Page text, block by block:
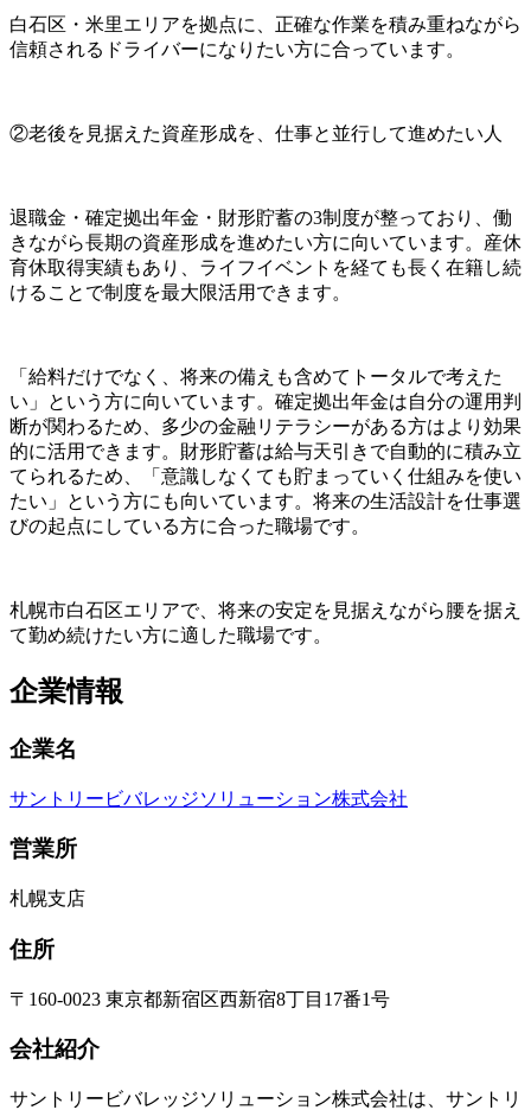
白石区・米里エリアを拠点に、正確な作業を積み重ねながら
信頼されるドライバーになりたい方に合っています。
②老後を見据えた資産形成を、仕事と並行して進めたい人
退職金・確定拠出年金・財形貯蓄の3制度が整っており、働
きながら長期の資産形成を進めたい方に向いています。産休
育休取得実績もあり、ライフイベントを経ても長く在籍し続
けることで制度を最大限活用できます。
「給料だけでなく、将来の備えも含めてトータルで考えた
い」という方に向いています。確定拠出年金は自分の運用判
断が関わるため、多少の金融リテラシーがある方はより効果
的に活用できます。財形貯蓄は給与天引きで自動的に積み立
てられるため、「意識しなくても貯まっていく仕組みを使い
たい」という方にも向いています。将来の生活設計を仕事選
びの起点にしている方に合った職場です。
札幌市白石区エリアで、将来の安定を見据えながら腰を据え
て勤め続けたい方に適した職場です。
企業情報
企業名
サントリービバレッジソリューション株式会社
営業所
札幌支店
住所
〒160-0023 東京都新宿区西新宿8丁目17番1号
会社紹介
サントリービバレッジソリューション株式会社は、サントリ